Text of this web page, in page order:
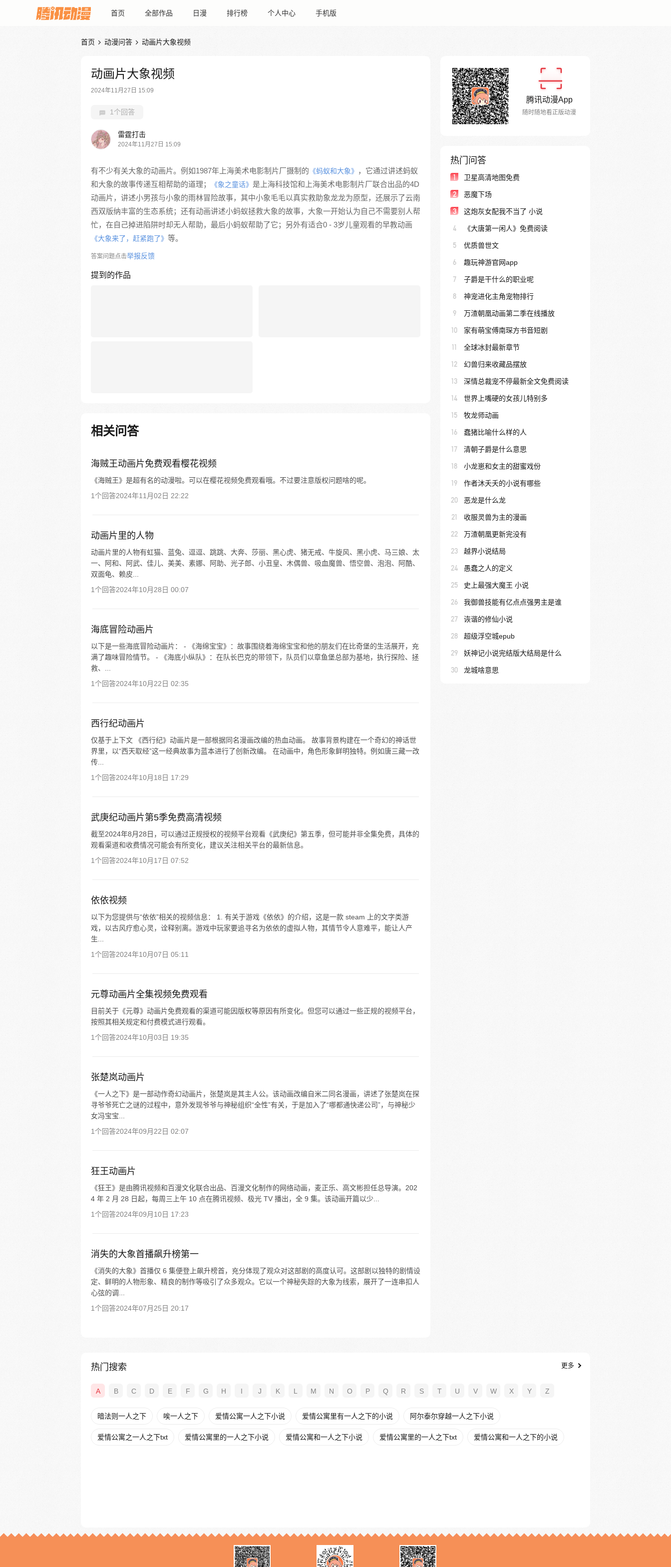
首页 全部作品 日漫 排行榜 个人中心 手机版
首页  动漫问答  动画片大象视频
动画片大象视频
2024年11月27日 15:09
1个回答
雷霆打击
2024年11月27日 15:09
有不少有关大象的动画片。例如1987年上海美术电影制片厂摄制的 《蚂蚁和大象》 ，它通过讲述蚂蚁
和大象的故事传递互相帮助的道理；
《象之童话》 是上海科技馆和上海美术电影制片厂联合出品的4D
动画片，讲述小男孩与小象的雨林冒险故事，其中小象毛毛以真实救助象龙龙为原型，还展示了云南
西双版纳丰富的生态系统；还有动画讲述小蚂蚁拯救大象的故事，大象一开始认为自己不需要别人帮
忙，在自己掉进陷阱时却无人帮助，最后小蚂蚁帮助了它；另外有适合0 - 3岁儿童观看的早教动画
《大象来了，赶紧跑了》 等。
答案问题点击举报反馈
提到的作品
相关问答
海贼王动画片免费观看樱花视频
《海贼王》是超有名的动漫啦。可以在樱花视频免费观看哦。不过要注意版权问题啥的呢。
1个回答2024年11月02日 22:22
动画片里的人物
动画片里的人物有虹猫、蓝兔、逗逗、跳跳、大奔、莎丽、黑心虎、猪无戒、牛旋风、黑小虎、马三娘、太
一、阿和、阿武、佳儿、美美、素娜、阿助、光子郎、小丑皇、木偶兽、吸血魔兽、悟空兽、泡泡、阿酷、
双面龟、赖皮...
1个回答2024年10月28日 00:07
海底冒险动画片
以下是一些海底冒险动画片： - 《海绵宝宝》：故事围绕着海绵宝宝和他的朋友们在比奇堡的生活展开，充
满了趣味冒险情节。 - 《海底小纵队》：在队长巴克的带领下，队员们以章鱼堡总部为基地，执行探险、拯
救、...
1个回答2024年10月22日 02:35
西行纪动画片
仅基于上下文 《西行纪》动画片是一部根据同名漫画改编的热血动画。 故事背景构建在一个奇幻的神话世
界里，以“西天取经”这一经典故事为蓝本进行了创新改编。 在动画中，角色形象鲜明独特。例如唐三藏一改
传...
1个回答2024年10月18日 17:29
武庚纪动画片第5季免费高清视频
截至2024年8月28日，可以通过正规授权的视频平台观看《武庚纪》第五季，但可能并非全集免费，具体的
观看渠道和收费情况可能会有所变化，建议关注相关平台的最新信息。
1个回答2024年10月17日 07:52
依依视频
以下为您提供与“依依”相关的视频信息： 1. 有关于游戏《依依》的介绍，这是一款 steam 上的文字类游
戏，以古风疗愈心灵，诠释别离。游戏中玩家要追寻名为依依的虚拟人物，其情节令人意难平，能让人产
生...
1个回答2024年10月07日 05:11
元尊动画片全集视频免费观看
目前关于《元尊》动画片免费观看的渠道可能因版权等原因有所变化。但您可以通过一些正规的视频平台，
按照其相关规定和付费模式进行观看。
1个回答2024年10月03日 19:35
张楚岚动画片
《一人之下》是一部动作奇幻动画片，张楚岚是其主人公。该动画改编自米二同名漫画，讲述了张楚岚在探
寻爷爷死亡之谜的过程中，意外发现爷爷与神秘组织“全性”有关，于是加入了“哪都通快递公司”，与神秘少
女冯宝宝...
1个回答2024年09月22日 02:07
狂王动画片
《狂王》是由腾讯视频和百漫文化联合出品、百漫文化制作的网络动画，麦正乐、高文彬担任总导演。202
4 年 2 月 28 日起，每周三上午 10 点在腾讯视频、极光 TV 播出，全 9 集。该动画开篇以少...
1个回答2024年09月10日 17:23
消失的大象首播飙升榜第一
《消失的大象》首播仅 6 集便登上飙升榜首，充分体现了观众对这部剧的高度认可。这部剧以独特的剧情设
定、鲜明的人物形象、精良的制作等吸引了众多观众。它以一个神秘失踪的大象为线索，展开了一连串扣人
心弦的调...
1个回答2024年07月25日 20:17
腾讯动漫App
随时随地看正版动漫
热门问答
1 卫星高清地图免费
2 恶魔下场
3 这炮灰女配我不当了 小说
4 《大唐第一闲人》免费阅读
5 优质兽世文
6 趣玩神游官网app
7 子爵是干什么的职业呢
8 神宠进化主角宠物排行
9 万渣朝凰动画第二季在线播放
10 家有萌宝傅南琛方书音短剧
11 全球冰封最新章节
12 幻兽归来收藏品摆放
13 深情总裁宠不停最新全文免费阅读
14 世界上嘴硬的女孩儿特别多
15 牧龙师动画
16 蠢猪比喻什么样的人
17 清朝子爵是什么意思
18 小龙崽和女主的甜蜜戏份
19 作者沐夭夭的小说有哪些
20 恶龙是什么龙
21 收服灵兽为主的漫画
22 万渣朝凰更新完没有
23 越界小说结局
24 愚蠢之人的定义
25 史上最强大魔王 小说
26 我御兽技能有亿点点强男主是谁
27 诙谐的修仙小说
28 超级浮空城epub
29 妖神记小说完结版大结局是什么
30 龙城啥意思
热门搜索 更多
A B C D E F G H I J K L M N O P Q R S T U V W X Y Z
暗法则一人之下 唉一人之下 爱情公寓一人之下小说 爱情公寓里有一人之下的小说 阿尔泰尔穿越一人之下小说
爱情公寓之一人之下txt 爱情公寓里的一人之下小说 爱情公寓和一人之下小说 爱情公寓里的一人之下txt 爱情公寓和一人之下的小说